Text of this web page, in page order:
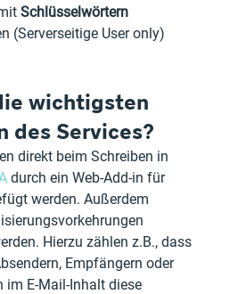
Schlüsselwörtern
(Serverseitige User only)
wichtigsten
des Services?
direkt beim Schreiben in
durch ein Web-Add-in für
werden. Außerdem
Hierzu zählen z.B., dass
Empfängern oder
im E-Mail-Inhalt diese